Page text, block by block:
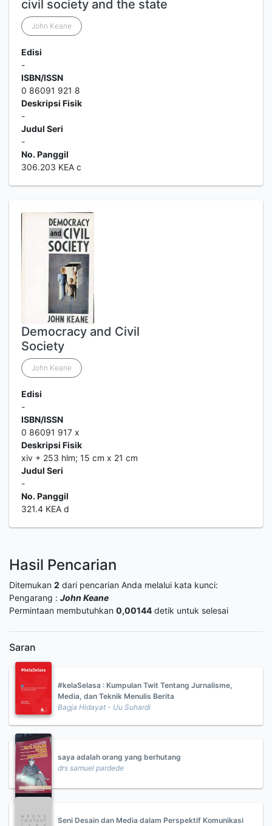
civil society and the state
John Keane
Edisi
-
ISBN/ISSN
0 86091 921 8
Deskripsi Fisik
-
Judul Seri
-
No. Panggil
306.203 KEA c
Democracy and Civil
Society
John Keane
Edisi
-
ISBN/ISSN
0 86091 917 x
Deskripsi Fisik
xiv + 253 hlm; 15 cm x 21 cm
Judul Seri
-
No. Panggil
321.4 KEA d
Hasil Pencarian
Ditemukan 2 dari pencarian Anda melalui kata kunci:
Pengarang : John Keane
Permintaan membutuhkan 0,00144 detik untuk selesai
Saran
#kelaSelasa : Kumpulan Twit Tentang Jurnalisme,
Media, dan Teknik Menulis Berita
Bagja Hidayat - Uu Suhardi
saya adalah orang yang berhutang
drs samuel pardede
Seni Desain dan Media dalam Perspektif Komunikasi